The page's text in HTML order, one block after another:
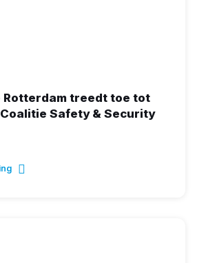
Rotterdam treedt toe tot
Safety & Security